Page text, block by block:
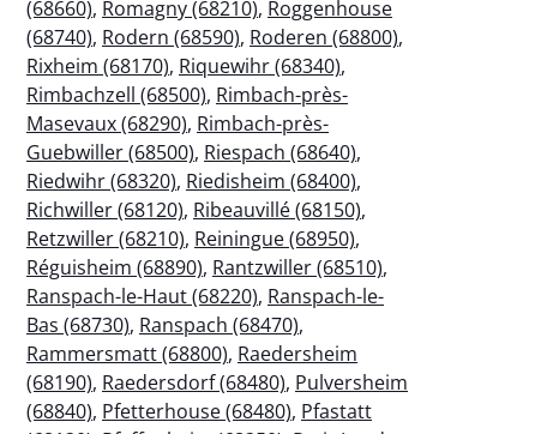
(68660), Romagny (68210), Roggenhouse
(68740), Rodern (68590), Roderen (68800),
Rixheim (68170), Riquewihr (68340),
Rimbachzell (68500), Rimbach-près-
Masevaux (68290), Rimbach-près-
Guebwiller (68500), Riespach (68640),
Riedwihr (68320), Riedisheim (68400),
Richwiller (68120), Ribeauvillé (68150),
Retzwiller (68210), Reiningue (68950),
Réguisheim (68890), Rantzwiller (68510),
Ranspach-le-Haut (68220), Ranspach-le-
Bas (68730), Ranspach (68470),
Rammersmatt (68800), Raedersheim
(68190), Raedersdorf (68480), Pulversheim
(68840), Pfetterhouse (68480), Pfastatt